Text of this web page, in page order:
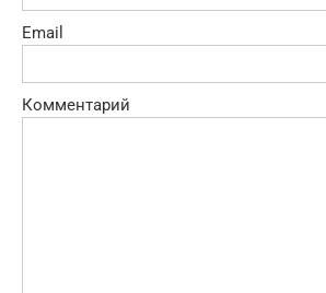
Email
Комментарий